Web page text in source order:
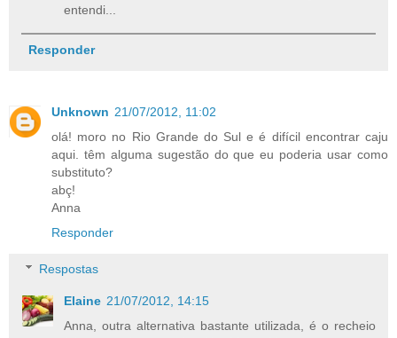
entendi...
Responder
Unknown 21/07/2012, 11:02
olá! moro no Rio Grande do Sul e é difícil encontrar caju
aqui. têm alguma sugestão do que eu poderia usar como
substituto?
abç!
Anna
Responder
Respostas
Elaine 21/07/2012, 14:15
Anna, outra alternativa bastante utilizada, é o recheio